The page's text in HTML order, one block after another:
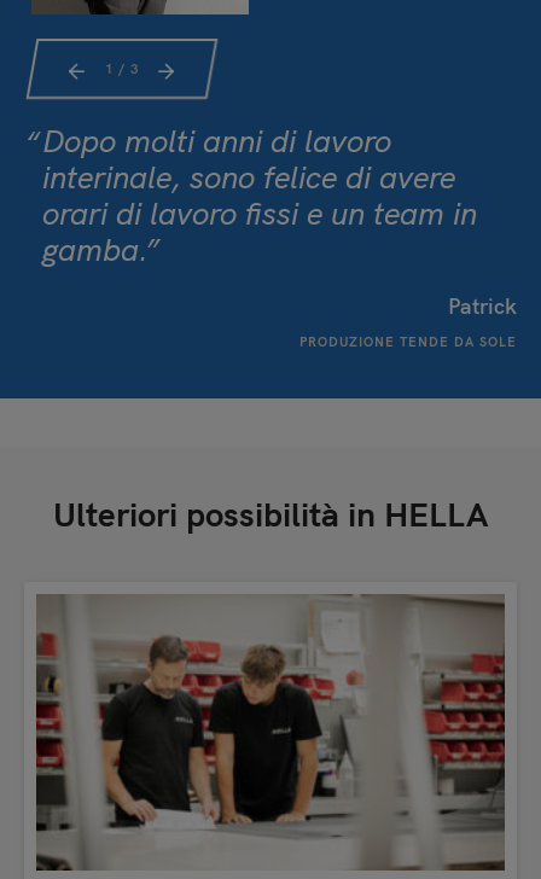
1 / 3
Dopo molti anni di lavoro
interinale, sono felice di avere
orari di lavoro fissi e un team in
gamba.
Patrick
PRODUZIONE TENDE DA SOLE
Ulteriori possibilità in HELLA